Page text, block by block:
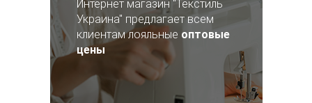
Интернет магазин "Текстиль
Украина" предлагает всем
клиентам лояльные оптовые
цены